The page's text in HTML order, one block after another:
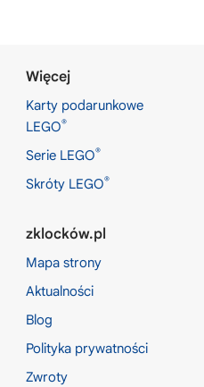
Więcej
Karty podarunkowe
LEGO®
Serie LEGO®
Skróty LEGO®
zklocków.pl
Mapa strony
Aktualności
Blog
Polityka prywatności
Zwroty